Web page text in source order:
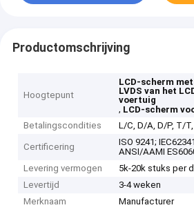
Productomschrijving
Hoogtepunt
LCD-scherm
LVDS van het
voertuig
, LCD-scherm
Betalingscondities
L/C, D/A, D/P, T/
Certificering
ISO 9241;
ANSI/AAMI
Levering vermogen
5k-20k stuks per
Levertijd
3-4 weken
Merknaam
Manufacturer